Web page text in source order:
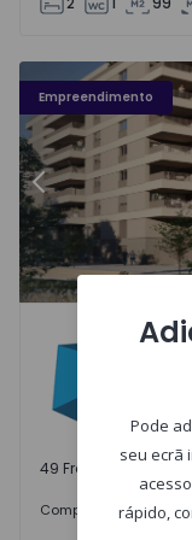
Empreendimento
Fachada PLENO
Anterior
Águas Santas,
49 Frações
Comprar desde
Pode
seu ecrã
rápido,